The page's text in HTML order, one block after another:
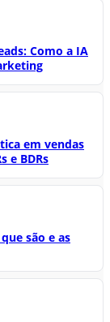
Como a IA
em vendas
e BDRs
são e as